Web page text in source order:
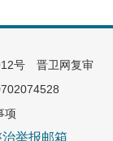
号晋卫网复审
项
举报邮箱